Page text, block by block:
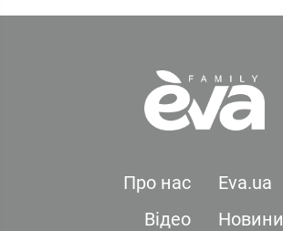
Про нас
Eva.ua
Відео
Новини